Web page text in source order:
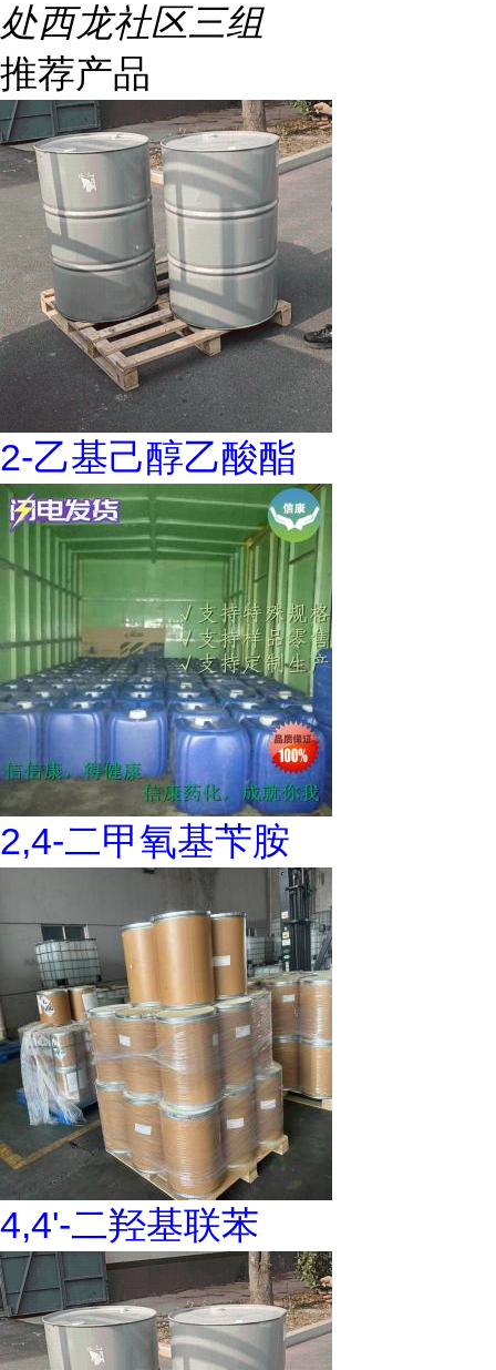
处西龙社区三组
推荐产品
2-乙基己醇乙酸酯
2,4-二甲氧基苄胺
4,4'-二羟基联苯